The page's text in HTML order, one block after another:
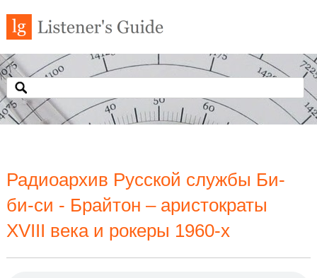
Радиоархив Русской службы Би-
би-си - Брайтон – аристократы
XVIII века и рокеры 1960-х